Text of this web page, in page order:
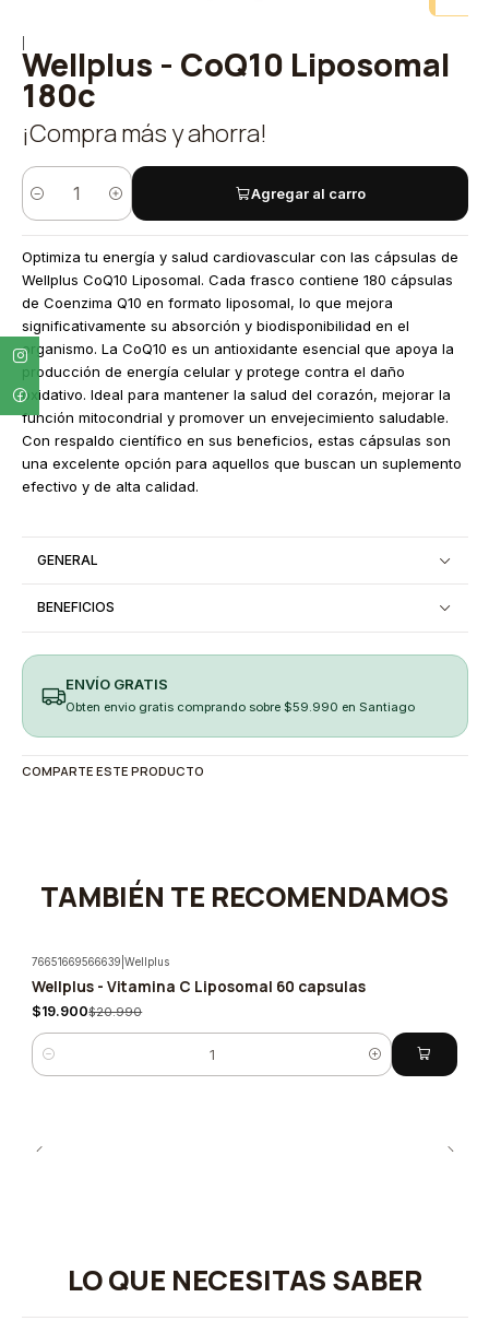
Wellplus - CoQ10 Liposomal
180c
¡Compra más y ahorra!
Cantidad
Agregar al carro
Optimiza tu energía y salud cardiovascular con las cápsulas de
Wellplus CoQ10 Liposomal. Cada frasco contiene 180 cápsulas
de Coenzima Q10 en formato liposomal, lo que mejora
significativamente su absorción y biodisponibilidad en el
organismo. La CoQ10 es un antioxidante esencial que apoya la
producción de energía celular y protege contra el daño
oxidativo. Ideal para mantener la salud del corazón, mejorar la
función mitocondrial y promover un envejecimiento saludable.
Con respaldo científico en sus beneficios, estas cápsulas son
una excelente opción para aquellos que buscan un suplemento
efectivo y de alta calidad.
GENERAL
BENEFICIOS
ENVÍO GRATIS
Obten envio gratis comprando sobre $59.990 en Santiago
COMPARTE ESTE PRODUCTO
TAMBIÉN TE RECOMENDAMOS
-5%
76651669566639 |Wellplus
Wellplus - Vitamina C Liposomal 60 capsulas
$19.900$20.990
Cantidad
LO QUE NECESITAS SABER